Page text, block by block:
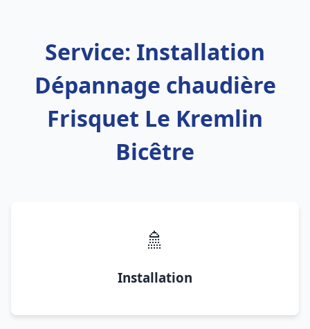
Service: Installation
Dépannage chaudière
Frisquet Le Kremlin
Bicêtre
🚿
Installation